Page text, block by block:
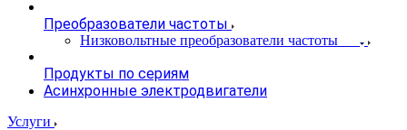
Преобразователи частоты
Низковольтные преобразователи частоты
Продукты по сериям
Асинхронные электродвигатели
Услуги